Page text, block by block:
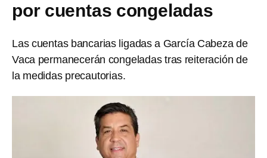
por cuentas congeladas
Las cuentas bancarias ligadas a García Cabeza de
Vaca permanecerán congeladas tras reiteración de
la medidas precautorias.